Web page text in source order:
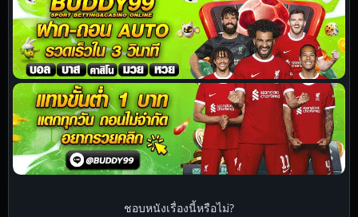
ชอบหนังเรื่องนี้หรือไม่?